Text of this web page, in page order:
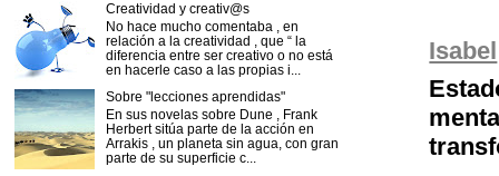
Isabel
Creatividad y creativ@s
No hace mucho comentaba , en
relación a la creatividad , que “ la
diferencia entre ser creativo o no está
en hacerle caso a las propias i...
Sobre "lecciones aprendidas"
En sus novelas sobre Dune , Frank
Herbert sitúa parte de la acción en
Arrakis , un planeta sin agua, con gran
parte de su superficie c...